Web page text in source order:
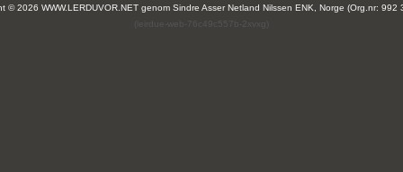
© 2026 WWW.LERDUVOR.NET genom Sindre Asser Netland Nilssen ENK, Norge (Org.nr: 992
(leirdue-web-76c49c557b-2xvxg)